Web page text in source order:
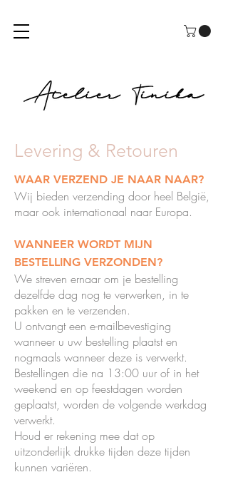
Levering & Retouren
WAAR VERZEND JE NAAR NAAR?
Wij bieden verzending door heel België,
maar ook internationaal naar Europa.
WANNEER WORDT MIJN
BESTELLING VERZONDEN?
We streven ernaar om je bestelling
dezelfde dag nog te verwerken, in te
pakken en te verzenden.
U ontvangt een e-mailbevestiging
wanneer u uw bestelling plaatst en
nogmaals wanneer deze is verwerkt.
Bestellingen die na 13:00 uur of in het
weekend en op feestdagen worden
geplaatst, worden de volgende werkdag
verwerkt.
Houd er rekening mee dat op
uitzonderlijk drukke tijden deze tijden
kunnen variëren.